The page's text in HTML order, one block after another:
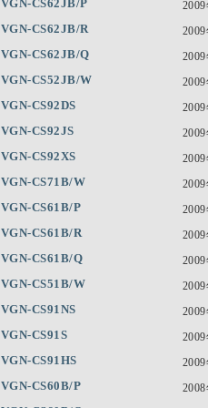
VGN-CS62JB/P
VGN-CS62JB/R
VGN-CS62JB/Q
VGN-CS52JB/W
VGN-CS92DS
VGN-CS92JS
VGN-CS92XS
VGN-CS71B/W
VGN-CS61B/P
VGN-CS61B/R
VGN-CS61B/Q
VGN-CS51B/W
VGN-CS91NS
VGN-CS91S
VGN-CS91HS
VGN-CS60B/P